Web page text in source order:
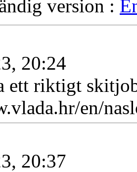
version :
20:24
ett riktigt
en/
20:37